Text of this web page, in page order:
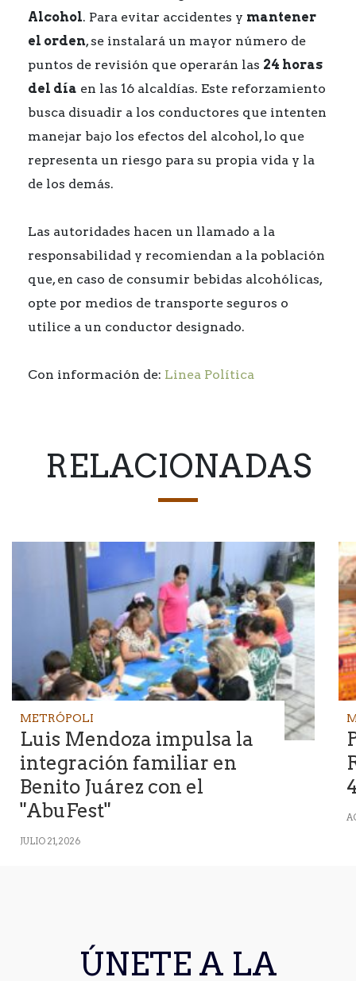
Alcohol. Para evitar accidentes y mantener
el orden, se instalará un mayor número de
puntos de revisión que operarán las 24 horas
del día en las 16 alcaldías. Este reforzamiento
busca disuadir a los conductores que intenten
manejar bajo los efectos del alcohol, lo que
representa un riesgo para su propia vida y la
de los demás.
Las autoridades hacen un llamado a la
responsabilidad y recomiendan a la población
que, en caso de consumir bebidas alcohólicas,
opte por medios de transporte seguros o
utilice a un conductor designado.
Con información de: Linea Política
RELACIONADAS
METRÓPOLI
Luis Mendoza impulsa la
integración familiar en
Benito Juárez con el
"AbuFest"
JULIO 21, 2026
ÚNETE A LA